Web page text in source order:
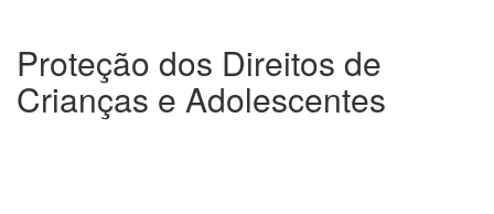
Proteção dos Direitos de
Crianças e Adolescentes